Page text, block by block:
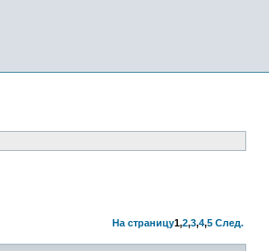
На страницу1,2,3,4,5 След.